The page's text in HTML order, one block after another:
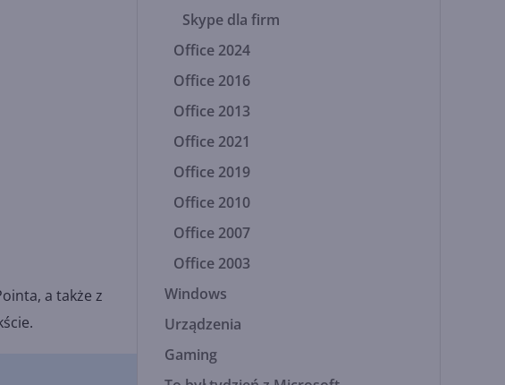
a także z
Skype dla firm
Office 2024
Office 2016
Office 2013
Office 2021
Office 2019
Office 2010
Office 2007
Office 2003
Windows
Urządzenia
Gaming